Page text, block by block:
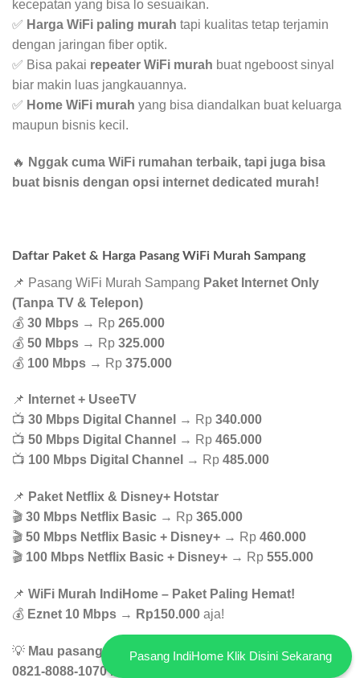
kecepatan yang bisa lo sesuaikan.
✅ Harga WiFi paling murah tapi kualitas tetap terjamin
dengan jaringan fiber optik.
✅ Bisa pakai repeater WiFi murah buat ngeboost sinyal
biar makin luas jangkauannya.
✅ Home WiFi murah yang bisa diandalkan buat keluarga
maupun bisnis kecil.
🔥 Nggak cuma WiFi rumahan terbaik, tapi juga bisa
buat bisnis dengan opsi internet dedicated murah!
Daftar Paket & Harga Pasang WiFi Murah Sampang
📌 Pasang WiFi Murah Sampang Paket Internet Only
(Tanpa TV & Telepon)
💰 30 Mbps → Rp 265.000
💰 50 Mbps → Rp 325.000
💰 100 Mbps → Rp 375.000
📌
Internet + UseeTV
📺 30 Mbps Digital Channel → Rp 340.000
📺 50 Mbps Digital Channel → Rp 465.000
📺 100 Mbps Digital Channel → Rp 485.000
📌 Paket Netflix & Disney+ Hotstar
🎬 30 Mbps Netflix Basic → Rp 365.000
🎬 50 Mbps Netflix Basic + Disney+ → Rp 460.000
🎬 100 Mbps Netflix Basic + Disney+ → Rp 555.000
📌 WiFi Murah IndiHome – Paket Paling Hemat!
💰 Eznet 10 Mbps → Rp150.000 aja!
💡 Mau pasang WiFi yg murah dan stabil? Hubungi WA
0821-8088-1070 buat konsultasi GRATIS!
Pasang IndiHome Klik Disini Sekarang